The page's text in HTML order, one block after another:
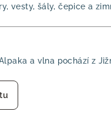
vesty, šály, čepice a
a vlna pochází z